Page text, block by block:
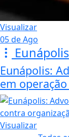
Visualizar
05 de Ago
Eunápolis
Eunápolis:
em
Visualizar